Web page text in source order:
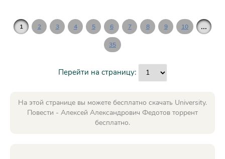
1 2 3 4 5 6 7 8 9 10 ...
35
Перейти на страницу:
На этой странице вы можете бесплатно скачать University.
Повести - Алексей Александрович Федотов торрент
бесплатно.